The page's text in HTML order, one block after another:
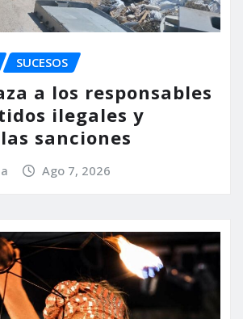
SUCESOS
a los responsables
ilegales y
sanciones
Ago 7, 2026